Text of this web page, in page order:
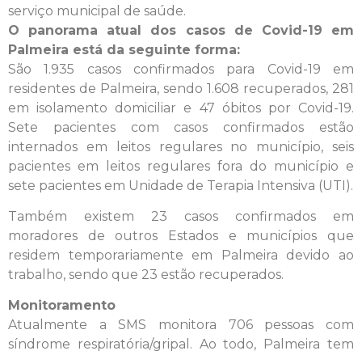
serviço municipal de saúde.
O panorama atual dos casos de Covid-19 em
Palmeira está da seguinte forma:
São 1.935 casos confirmados para Covid-19 em
residentes de Palmeira, sendo 1.608 recuperados, 281
em isolamento domiciliar e 47 óbitos por Covid-19.
Sete pacientes com casos confirmados estão
internados em leitos regulares no município, seis
pacientes em leitos regulares fora do município e
sete pacientes em Unidade de Terapia Intensiva (UTI).
Também existem 23 casos confirmados em
moradores de outros Estados e municípios que
residem temporariamente em Palmeira devido ao
trabalho, sendo que 23 estão recuperados.
Monitoramento
Atualmente a SMS monitora 706 pessoas com
síndrome respiratória/gripal. Ao todo, Palmeira tem